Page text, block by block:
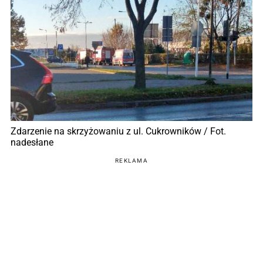
Zdarzenie na skrzyżowaniu z ul. Cukrowników / Fot.
nadesłane
REKLAMA